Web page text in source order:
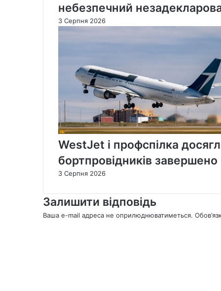
небезпечний
3 Серпня 2026
WestJet і профспілка
бортпровідників завершено
3 Серпня 2026
Залишити відповідь
Ваша e-mail адреса не оприлюднюватиметься.